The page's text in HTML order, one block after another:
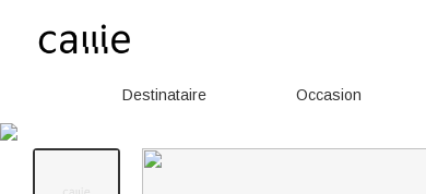
Destinataire Occasion